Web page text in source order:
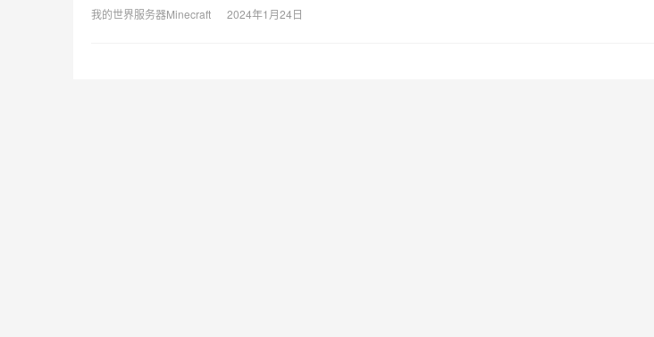
我的世界服务器Minecraft 2024年1月24日